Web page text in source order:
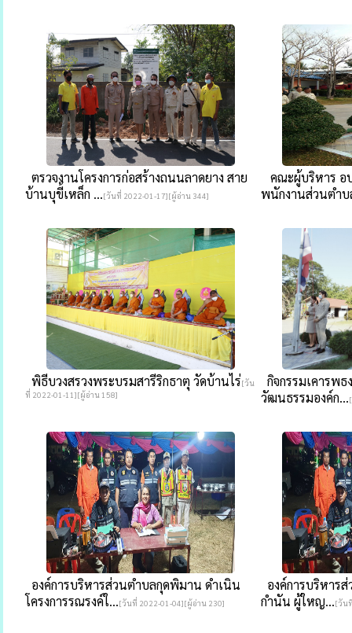
ตรวจงานโครงการก่อสร้างถนนลาดยาง สาย
บ้านบุขี้เหล็ก ...[วันที่ 2022-01-17][ผู้อ่าน 344]
คณะผู้บริหาร อ
พนักงานส่วนตำบ
พิธีบวงสรวงพระบรมสารีริกธาตุ วัดบ้านไร่[วัน
ที่ 2022-01-11][ผู้อ่าน 158]
กิจกรรมเคารพธ
วัฒนธรรมองค์ก...
องค์การบริหารส่วนตำบลกุดพิมาน ดำเนิน
โครงการรณรงค์ใ...[วันที่ 2022-01-04][ผู้อ่าน 230]
องค์การบริหาร
กำนัน ผู้ใหญ...[วัน